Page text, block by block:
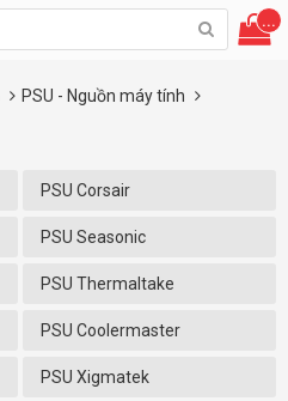
...
PSU - Nguồn máy tính
PSU Corsair
PSU Seasonic
PSU Thermaltake
PSU Coolermaster
PSU Xigmatek